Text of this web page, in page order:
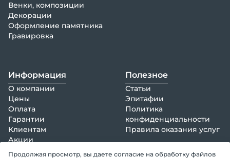
Венки, композиции
Декорации
Оформление памятника
Гравировка
Информация
О компании
Цены
Оплата
Гарантии
Клиентам
Акции
Отзывы
Полезное
Статьи
Эпитафии
Политика
конфиденциальности
Правила оказания услуг
Продолжая просмотр, вы даете согласие на обработку файлов